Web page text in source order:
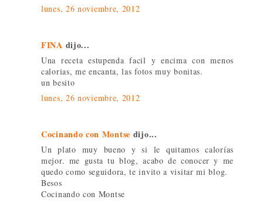
lunes, 26 noviembre, 2012
FINA dijo...
Una receta estupenda facil y encima con menos
calorias, me encanta, las fotos muy bonitas.
un besito
lunes, 26 noviembre, 2012
Cocinando con Montse dijo...
Un plato muy bueno y si le quitamos calorías
mejor. me gusta tu blog, acabo de conocer y me
quedo como seguidora, te invito a visitar mi blog.
Besos
Cocinando con Montse